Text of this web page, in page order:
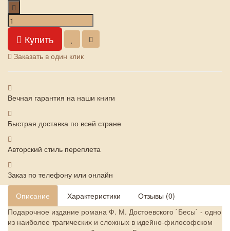
Купить
Заказать в один клик
Вечная гарантия на наши книги
Быстрая доставка по всей стране
Авторский стиль переплета
Заказ по телефону или онлайн
Описание Характеристики
Отзывы (0)
Подарочное издание романа Ф. М. Достоевского `Бесы` - одно
из наиболее трагических и сложных в идейно-философском